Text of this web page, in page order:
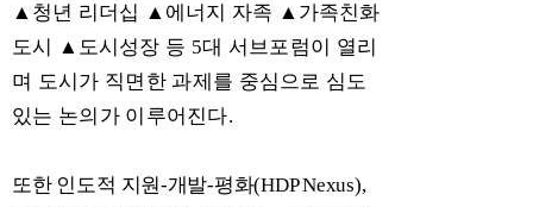
▲ 청년 리더십 ▲ 에너지 자족 ▲ 가족친화
도시 ▲ 도시성장 등 5대 서브포럼이 열리
며 도시가 직면한 과제를 중심으로 심도
있는 논의가 이루어진다.
또한 인도적 지원-개발-평화(HDP Nexus),